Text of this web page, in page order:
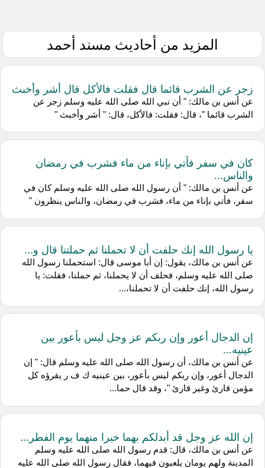
المزيد من أحاديث مسند أحمد
زجر عن الشرب قائما قال فقلت فالأكل قال أشر وأخبث
عن أنس بن مالك: " أن نبي الله صلى الله عليه وسلم زجر عن
الشرب قائما "، قال: فقلت: فالأكل، قال: " أشر وأخبث "
كان في سفر فأتي بإناء من ماء فشرب في رمضان
والناس...
عن أنس بن مالك: " أن رسول الله صلى الله عليه وسلم كان في
سفر، فأتي بإناء من ماء، فشرب في رمضان، والناس ينظرون "
يا رسول الله إنك حلفت أن لا تحملنا ثم حملتنا قال و...
عن أنس بن مالك، يقول: إن أبا موسى قال: استحملنا رسول الله
صلى الله عليه وسلم، فحلف أن لا يحملنا، ثم حملنا، فقلت: يا
رسول الله، إنك حلفت أن لا تحملنا،...
إن الدجال أعور وإن ربكم عز وجل ليس بأعور بين
عينيه...
عن أنس بن مالك، أن رسول الله صلى الله عليه وسلم قال: " إن
الدجال أعور، وإن ربكم ليس بأعور، بين عينيه ك ف ر يقرؤه كل
مؤمن قارئ وغير قارئ "، وقد قال حما...
إن الله عز وجل قد أبدلكم بهما خيرا منهما يوم الفطر...
عن أنس بن مالك، قال: قدم رسول الله صلى الله عليه وسلم
المدينة ولهم يومان يلعبون فيهما، فقال رسول الله صلى الله عليه